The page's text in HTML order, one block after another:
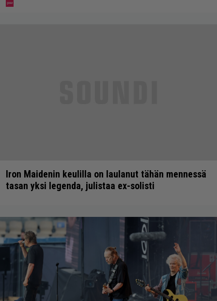
Iron Maidenin keulilla on laulanut tähän mennessä
tasan yksi legenda, julistaa ex-solisti